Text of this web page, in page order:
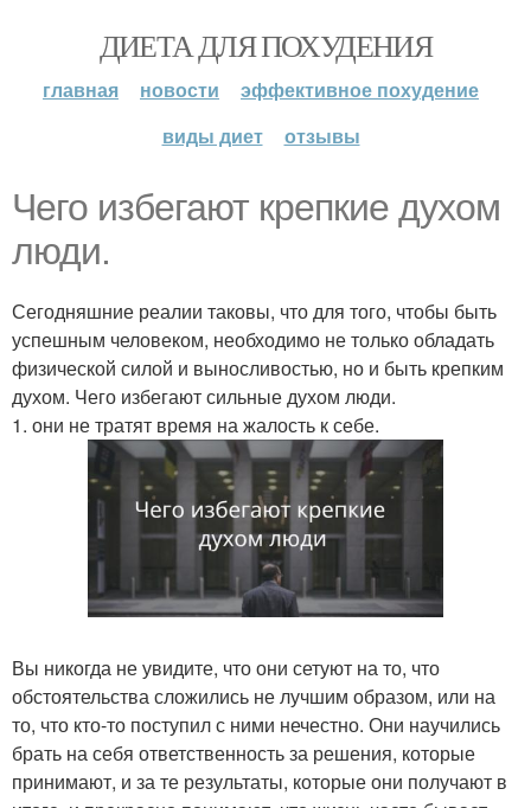
ДИЕТА ДЛЯ ПОХУДЕНИЯ
главная новости
эффективное похудение
виды диет
отзывы
Чего избегают крепкие духом
люди.
Сегодняшние реалии таковы, что для того, чтобы быть
успешным человеком, необходимо не только обладать
физической силой и выносливостью, но и быть крепким
духом. Чего избегают сильные духом люди.
1. они не тратят время на жалость к себе.
Вы никогда не увидите, что они сетуют на то, что
обстоятельства сложились не лучшим образом, или на
то, что кто-то поступил с ними нечестно. Они научились
брать на себя ответственность за решения, которые
принимают, и за те результаты, которые они получают в